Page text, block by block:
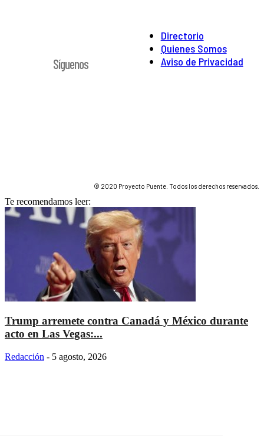
Directorio
Quienes Somos
Aviso de Privacidad
Síguenos
© 2020 Proyecto Puente. Todos los derechos reservados.
Te recomendamos leer:
Trump arremete contra Canadá y México durante
acto en Las Vegas:...
Redacción - 5 agosto, 2026